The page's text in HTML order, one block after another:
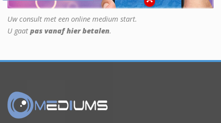
Uw consult met een online medium start.
U gaat pas vanaf hier betalen.